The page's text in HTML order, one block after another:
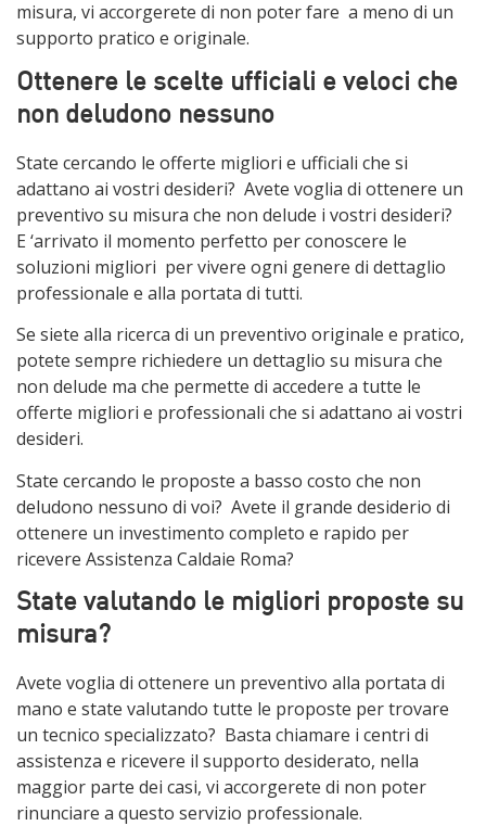
misura, vi accorgerete di non poter fare a meno di un
supporto pratico e originale.
Ottenere le scelte ufficiali e veloci che
non deludono nessuno
State cercando le offerte migliori e ufficiali che si
adattano ai vostri desideri? Avete voglia di ottenere un
preventivo su misura che non delude i vostri desideri?
E ‘arrivato il momento perfetto per conoscere le
soluzioni migliori per vivere ogni genere di dettaglio
professionale e alla portata di tutti.
Se siete alla ricerca di un preventivo originale e pratico,
potete sempre richiedere un dettaglio su misura che
non delude ma che permette di accedere a tutte le
offerte migliori e professionali che si adattano ai vostri
desideri.
State cercando le proposte a basso costo che non
deludono nessuno di voi? Avete il grande desiderio di
ottenere un investimento completo e rapido per
ricevere Assistenza Caldaie Roma?
State valutando le migliori proposte su
misura?
Avete voglia di ottenere un preventivo alla portata di
mano e state valutando tutte le proposte per trovare
un tecnico specializzato? Basta chiamare i centri di
assistenza e ricevere il supporto desiderato, nella
maggior parte dei casi, vi accorgerete di non poter
rinunciare a questo servizio professionale.